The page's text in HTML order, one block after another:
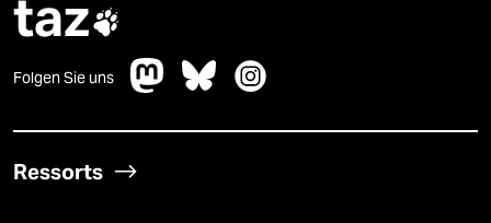
taz
Folgen Sie uns
Ressorts